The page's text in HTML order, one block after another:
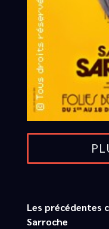
Les précédentes
Sarroche